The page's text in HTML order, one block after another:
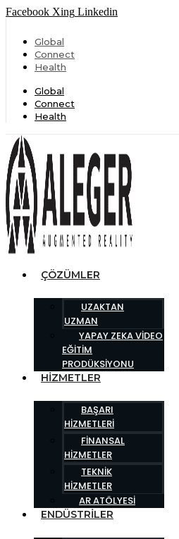
Facebook Xing Linkedin
Global
Connect
Health
Global
Connect
Health
ÇÖZÜMLER
UZAKTAN
UZMAN
YAPAY ZEKA VIDEO
EĞITIM
PRODÜKSIYONU
HIZMETLER
BAŞARI
HIZMETLERI
FINANSAL
HIZMETLER
TEKNIK
HIZMETLER
AR ATÖLYESI
ENDÜSTRILER